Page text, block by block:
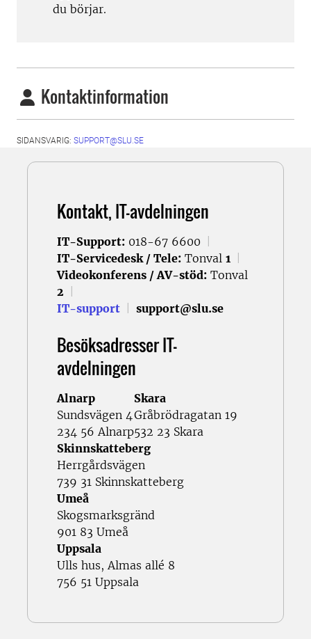
du börjar.
Kontaktinformation
SIDANSVARIG: SUPPORT@SLU.SE
Kontakt, IT-avdelningen
IT-Support: 018-67 6600
IT-Servicedesk / Tele: Tonval 1
Videokonferens / AV-stöd: Tonval
2
IT-support
support@slu.se
Besöksadresser IT-
avdelningen
Alnarp
Sundsvägen 4
234 56 Alnarp
Skara
Gråbrödragatan 19
532 23 Skara
Skinnskatteberg
Herrgårdsvägen
739 31 Skinnskatteberg
Umeå
Skogsmarksgränd
901 83 Umeå
Uppsala
Ulls hus, Almas allé 8
756 51 Uppsala